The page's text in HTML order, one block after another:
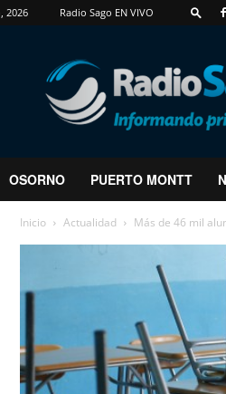
2026 Radio Sago EN VIVO
RadioSago
OSORNO PUERTO MONTT
Inicio Actualidad Más de 46 mil